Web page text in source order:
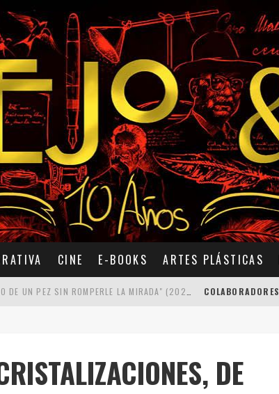
CINE E-BOOKS ARTES PLÁSTICAS
DE ROMINA SILMAN
COLABORADORES
DE